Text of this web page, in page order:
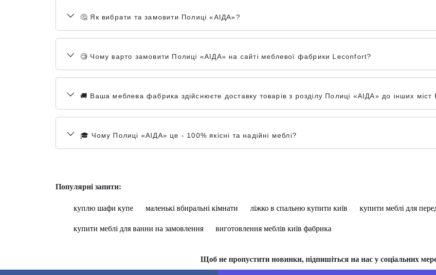
🤔 Як вибрати та замовити Полиці «АІДА»?
🧐 Чому варто замовити Полиці «АІДА» на сайті меблевої фабрики Leconfort?
🚚 Ваша меблева фабрика здійснюєте доставку товарів з розділу Полиці «АІДА» до інших міст
🎓 Чому Полиці «АІДА» це - 100% якісні та надійні меблі?
Популярні запити:
куплю шафи купе маленькі вбиральні кімнати ліжко в спальню купити київ
купити меблі для
купити меблі для ванни на замовлення
виготовлення меблів київ фабрика
Щоб не пропустити новинки, підпишіться на нас у соціальних